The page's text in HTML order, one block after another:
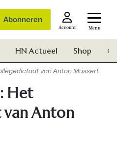
Abonneren
Account Menu
HN Actueel Shop
van Anton Mussert
Het
Anton